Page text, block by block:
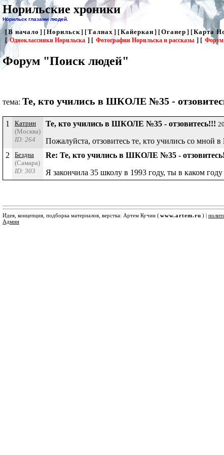
Норильские хроники
Норильск глазами людей.
[В начало ] [Норильск] [Талнах ] [Кайеркан ] [Оганер ] [Карта
[ Одноклассники Норильска ] [ Фотографии Норильска и рассказы ] [ Форум
Форум "Поиск людей"
тема: Те, кто учились в ШКОЛЕ №35 -
1
Катрин
(Москва)
ID: 264
Те, кто учились в ШКОЛЕ №35 - отзовитесь!!!
Пожалуйста, отзовитесь те, кто учились со
2
Бездна
(Самара)
ID: 303
Re: Те, кто учились в ШКОЛЕ №35 -
Я закончила 35 школу в 1993 году, ты в каком
Идея, концепция, подборка материалов, верстка: Артем Кучин (www.artem.ru ) |
Админ